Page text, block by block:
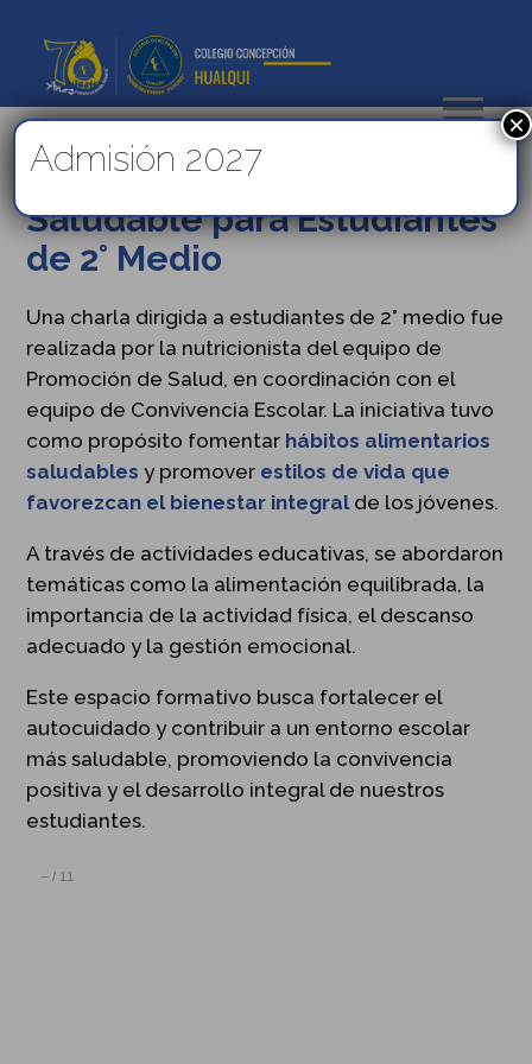
Charla de Alimentación
Saludable para Estudiantes
de 2° Medio
Una charla dirigida a estudiantes de 2° medio fue
realizada por la nutricionista del equipo de
Promoción de Salud, en coordinación con el
equipo de Convivencia Escolar. La iniciativa tuvo
como propósito fomentar hábitos alimentarios
saludables y promover estilos de vida que
favorezcan el bienestar integralde los jóvenes.
A través de actividades educativas, se abordaron
temáticas como la alimentación equilibrada, la
importancia de la actividad física, el descanso
adecuado y la gestión emocional.
Este espacio formativo busca fortalecer el
autocuidado y contribuir a un entorno escolar
más saludable, promoviendo la convivencia
positiva y el desarrollo integral de nuestros
estudiantes.
– / 11
Admisión 2027
×